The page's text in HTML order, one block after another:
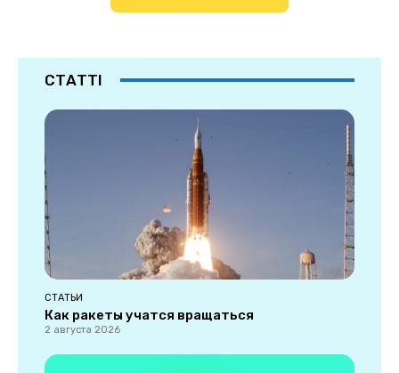
СТАТТІ
СТАТЬИ
Как ракеты учатся вращаться
2 августа 2026